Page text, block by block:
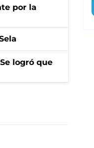
por la
logró que